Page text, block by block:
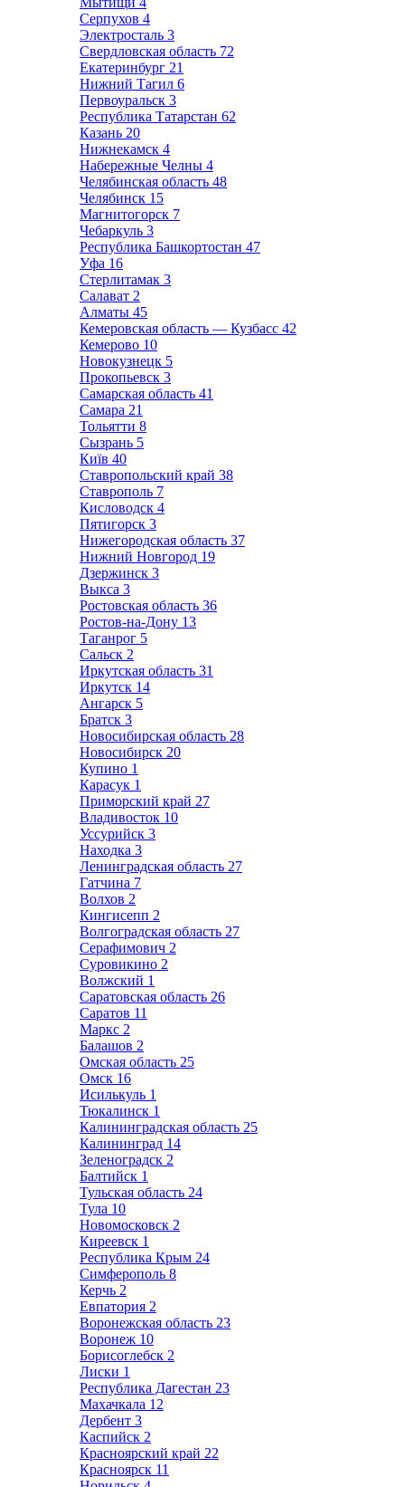
Серпухов 4
Электросталь 3
Свердловская область 72
Екатеринбург 21
Нижний Тагил 6
Первоуральск 3
Республика Татарстан 62
Казань 20
Нижнекамск 4
Набережные Челны 4
Челябинская область 48
Челябинск 15
Магнитогорск 7
Чебаркуль 3
Республика Башкортостан 47
Уфа 16
Стерлитамак 3
Салават 2
Алматы 45
Кемеровская область — Кузбасс 42
Кемерово 10
Новокузнецк 5
Прокопьевск 3
Самарская область 41
Самара 21
Тольятти 8
Сызрань 5
Київ 40
Ставропольский край 38
Ставрополь 7
Кисловодск 4
Пятигорск 3
Нижегородская область 37
Нижний Новгород 19
Дзержинск 3
Выкса 3
Ростовская область 36
Ростов-на-Дону 13
Таганрог 5
Сальск 2
Иркутская область 31
Иркутск 14
Ангарск 5
Братск 3
Новосибирская область 28
Новосибирск 20
Купино 1
Карасук 1
Приморский край 27
Владивосток 10
Уссурийск 3
Находка 3
Ленинградская область 27
Гатчина 7
Волхов 2
Кингисепп 2
Волгоградская область 27
Серафимович 2
Суровикино 2
Волжский 1
Саратовская область 26
Саратов 11
Маркс 2
Балашов 2
Омская область 25
Омск 16
Исилькуль 1
Тюкалинск 1
Калининградская область 25
Калининград 14
Зеленоградск 2
Балтийск 1
Тульская область 24
Тула 10
Новомосковск 2
Киреевск 1
Республика Крым 24
Симферополь 8
Керчь 2
Евпатория 2
Воронежская область 23
Воронеж 10
Борисоглебск 2
Лиски 1
Республика Дагестан 23
Махачкала 12
Дербент 3
Каспийск 2
Красноярский край 22
Красноярск 11